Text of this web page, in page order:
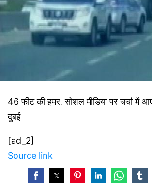
46 फीट की हमर, सोशल मीडिया पर चर्चा में
दुबई
[ad_2]
Source link